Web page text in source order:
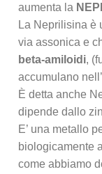
aumenta la
La Neprilisina è
via assonica e
beta-amiloidi,
accumulano
È detta anche
dipende dallo
E’ una metallo
biologicamente
come abbiamo